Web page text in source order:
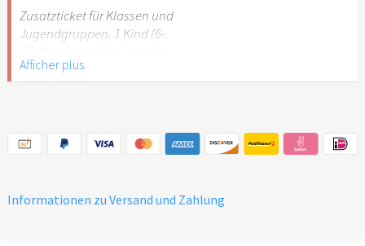
Stuttgart nicht
empfehlenswert.
Zusatzticket für Klassen und
Jugendgruppen. 1 Kind (6-
Schülerausweis.
Stuttgart nicht
empfehlenswert.
Afficher plus
Informationen zu Versand und Zahlung